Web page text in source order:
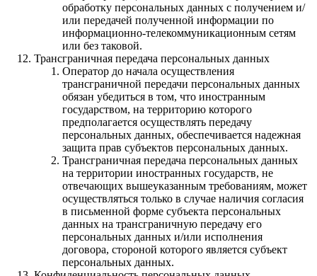
обработку персональных данных с получением и/
или передачей полученной информации по
информационно-телекоммуникационным сетям
или без таковой.
Трансграничная передача персональных данных
Оператор до начала осуществления
трансграничной передачи персональных данных
обязан убедиться в том, что иностранным
государством, на территорию которого
предполагается осуществлять передачу
персональных данных, обеспечивается надежная
защита прав субъектов персональных данных.
Трансграничная передача персональных данных
на территории иностранных государств, не
отвечающих вышеуказанным требованиям, может
осуществляться только в случае наличия согласия
в письменной форме субъекта персональных
данных на трансграничную передачу его
персональных данных и/или исполнения
договора, стороной которого является субъект
персональных данных.